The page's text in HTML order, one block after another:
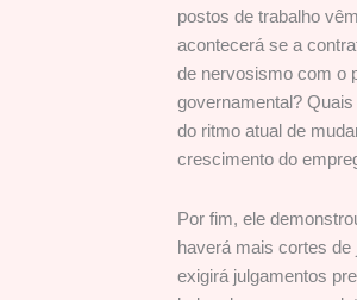
postos de trabalho
acontecerá se a
de nervosismo com o
governamental?
do ritmo atual de
crescimento do
Por fim, ele
haverá mais cortes de
exigirá julgamentos